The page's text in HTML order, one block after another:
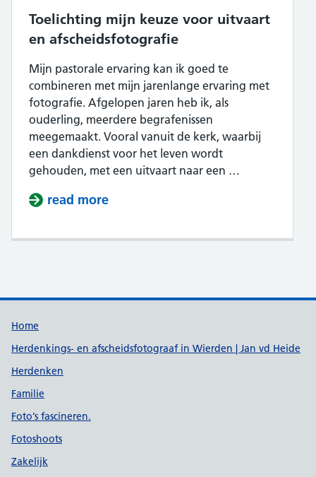
Toelichting mijn keuze voor uitvaart
en afscheidsfotografie
Mijn pastorale ervaring kan ik goed te
combineren met mijn jarenlange ervaring met
fotografie. Afgelopen jaren heb ik, als
ouderling, meerdere begrafenissen
meegemaakt. Vooral vanuit de kerk, waarbij
een dankdienst voor het leven wordt
gehouden, met een uitvaart naar een …
read more
Support links
Home
Herdenkings- en afscheidsfotograaf in Wierden | Jan vd Heide
Herdenken
Familie
Foto’s fascineren.
Fotoshoots
Zakelijk